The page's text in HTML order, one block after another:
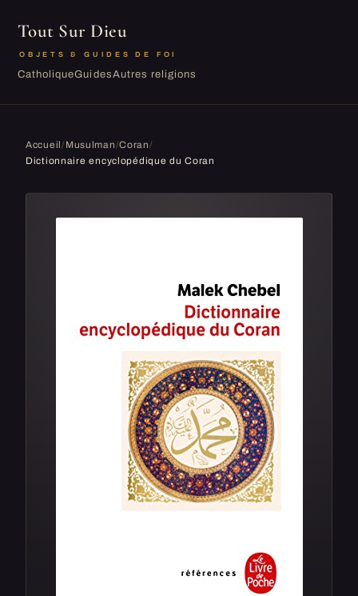
Tout Sur Dieu
OBJETS & GUIDES DE FOI
CatholiqueGuidesAutres religions
Accueil/ Musulman/Coran/
Dictionnaire encyclopédique du Coran